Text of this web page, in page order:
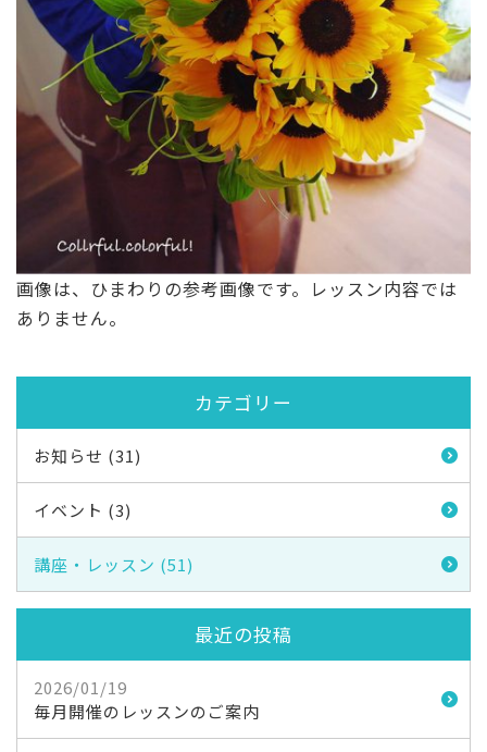
画像は、ひまわりの参考画像です。レッスン内容では
ありません。
カテゴリー
お知らせ (31)
イベント (3)
講座・レッスン (51)
最近の投稿
2026/01/19
毎月開催のレッスンのご案内